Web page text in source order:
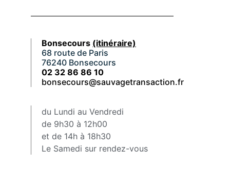
Bonsecours (itinéraire)
68 route de Paris
76240 Bonsecours
02 32 86 86 10
bonsecours@sauvagetransaction.fr
du Lundi au Vendredi
de 9h30 à 12h00
et de 14h à 18h30
Le Samedi sur rendez-vous